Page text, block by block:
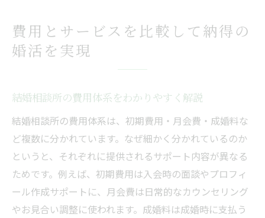
費用とサービスを比較して納得の
婚活を実現
結婚相談所の費用体系をわかりやすく解説
結婚相談所の費用体系は、初期費用・月会費・成婚料な
ど複数に分かれています。なぜ細かく分かれているのか
というと、それぞれに提供されるサポート内容が異なる
ためです。例えば、初期費用は入会時の面談やプロフィ
ール作成サポートに、月会費は日常的なカウンセリング
やお見合い調整に使われます。成婚料は成婚時に支払う